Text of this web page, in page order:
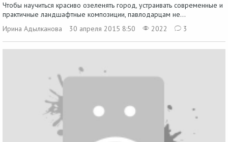
Чтобы научиться красиво озеленять город, устраивать современные и
практичные ландшафтные композиции, павлодарцам не...
Ирина Адылканова
30 апреля 2015 8:50 2022 3